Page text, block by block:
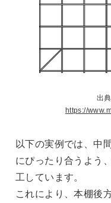
出
https://
以下の実例では、中
にぴったり合うよう
工しています。
これにより、本棚後